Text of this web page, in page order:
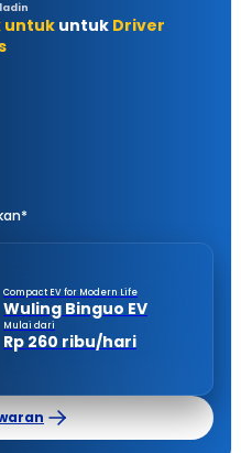
untukuntuk Driver
Compact EV for Modern Life
Wuling Binguo EV
Mulai dari
Rp 260 ribu/hari